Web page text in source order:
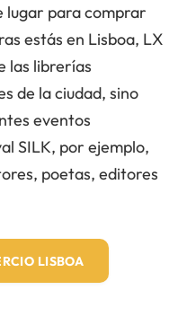
lugar para comprar
estás en Lisboa, LX
las librerías
de la ciudad, sino
eventos
SILK, por ejemplo,
poetas, editores
LISBOA